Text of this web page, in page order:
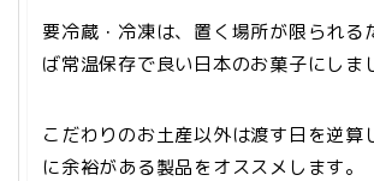
要冷蔵・冷凍は、置く場所が限られる
ば常温保存で良い日本のお菓子にしま
こだわりのお土産以外は渡す日を逆算
に余裕がある製品をオススメします。